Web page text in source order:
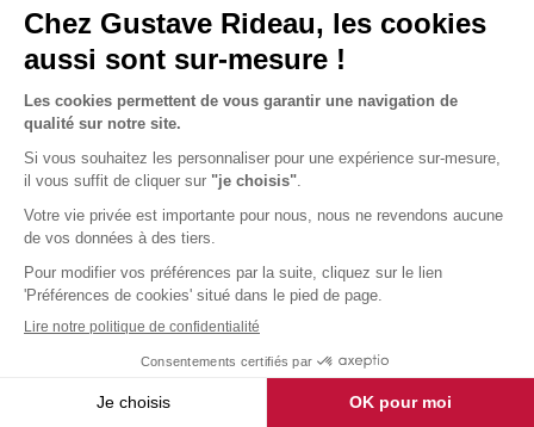
Véranda Architekt Verrière
livré et posé
23 837 €TTC Découvrir